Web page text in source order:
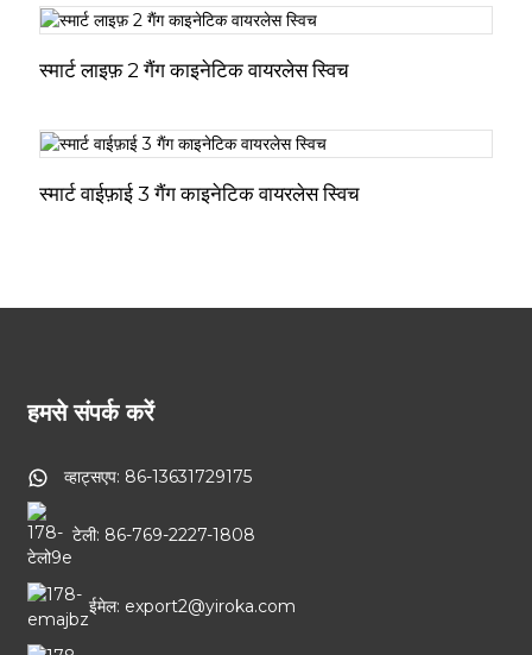
स्मार्ट लाइफ़ 2 गैंग काइनेटिक वायरलेस स्विच
स्मार्ट वाईफ़ाई 3 गैंग काइनेटिक वायरलेस स्विच
हमसे संपर्क करें
व्हाट्सएप: 86-13631729175
टेली: 86-769-2227-1808
ईमेल: export2@yiroka.com